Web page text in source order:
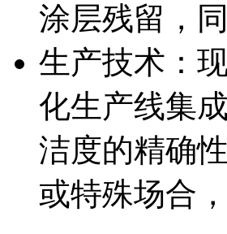
涂层残留，
生产技术：
化生产线集
洁度的精确
或特殊场合